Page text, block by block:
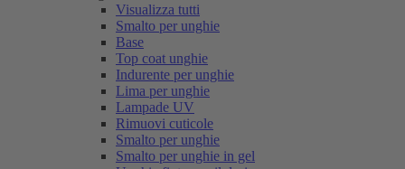
Visualizza tutti
Smalto per unghie
Base
Top coat unghie
Indurente per unghie
Lima per unghie
Lampade UV
Rimuovi cuticole
Smalto per unghie
Smalto per unghie in gel